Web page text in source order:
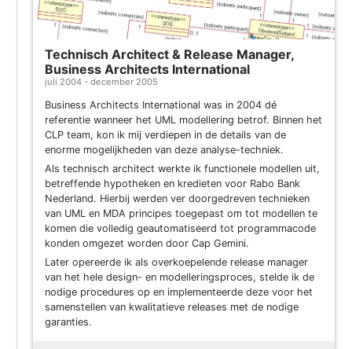
Technisch Architect & Release Manager,
Business Architects International
juli 2004 - december 2005
Business Architects International was in 2004 dé
referentie wanneer het UML modellering betrof. Binnen het
CLP team, kon ik mij verdiepen in de details van de
enorme mogelijkheden van deze analyse-techniek.
Als technisch architect werkte ik functionele modellen uit,
betreffende hypotheken en kredieten voor Rabo Bank
Nederland. Hierbij werden ver doorgedreven technieken
van UML en MDA principes toegepast om tot modellen te
komen die volledig geautomatiseerd tot programmacode
konden omgezet worden door Cap Gemini.
Later opereerde ik als overkoepelende release manager
van het hele design- en modelleringsproces, stelde ik de
nodige procedures op en implementeerde deze voor het
samenstellen van kwalitatieve releases met de nodige
garanties.